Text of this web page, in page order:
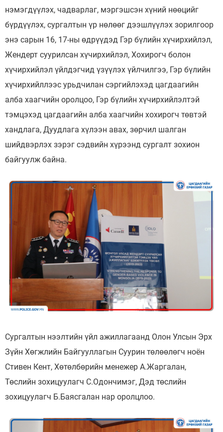
нэмэгдүүлэх, чадварлаг, мэргэшсэн хүний нөөцийг
бүрдүүлэх, сургалтын үр нөлөөг дээшлүүлэх зорилгоор
энэ сарын 16, 17-ны өдрүүдэд Гэр бүлийн хүчирхийлэл,
Жендерт суурилсан хүчирхийлэл, Хохирогч болон
хүчирхийлэл үйлдэгчид үзүүлэх үйлчилгээ, Гэр бүлийн
хүчирхийллээс урьдчилан сэргийлэхэд цагдаагийн
алба хаагчийн оролцоо, Гэр бүлийн хүчирхийлэлтэй
тэмцэхэд цагдаагийн алба хаагчийн хохирогч төвтэй
хандлага, Дуудлага хүлээн авах, зөрчил шалган
шийдвэрлэх зэрэг сэдвийн хүрээнд сургалт зохион
байгуулж байна.
Сургалтын нээлтийн үйл ажиллагаанд Олон Улсын Эрх
Зүйн Хөгжлийн Байгууллагын Суурин төлөөлөгч ноён
Стивен Кент, Хөтөлбөрийн менежер А.Жаргалан,
Төслийн зохицуулагч С.Одончимэг, Дэд төслийн
зохицуулагч Б.Баясгалан нар оролцлоо.